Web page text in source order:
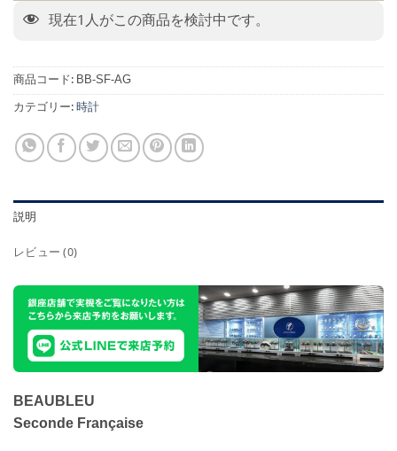
現在1人がこの商品を検討中です。
商品コード:BB-SF-AG
カテゴリー:時計
説明
レビュー (0)
BEAUBLEU
Seconde Française